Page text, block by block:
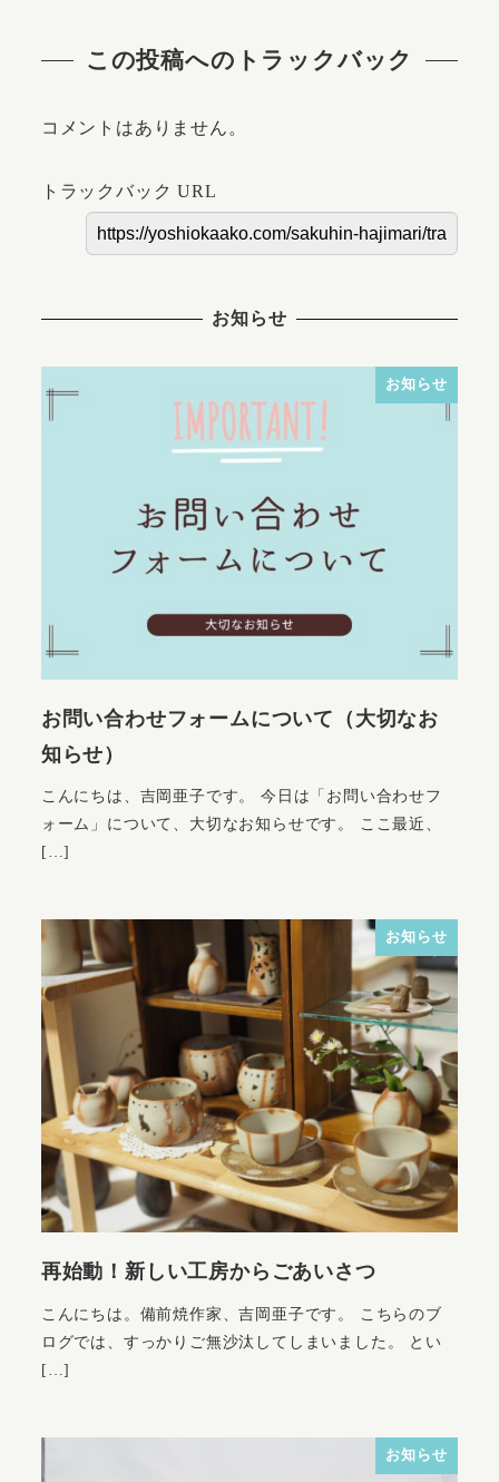
この投稿へのトラックバック
コメントはありません。
トラックバック URL
お知らせ
お知らせ
お問い合わせフォームについて（大切なお
知らせ）
こんにちは、吉岡亜子です。 今日は「お問い合わせフ
ォーム」について、大切なお知らせです。 ここ最近、
[…]
お知らせ
再始動！新しい工房からごあいさつ
こんにちは。備前焼作家、吉岡亜子です。 こちらのブ
ログでは、すっかりご無沙汰してしまいました。 とい
[…]
お知らせ